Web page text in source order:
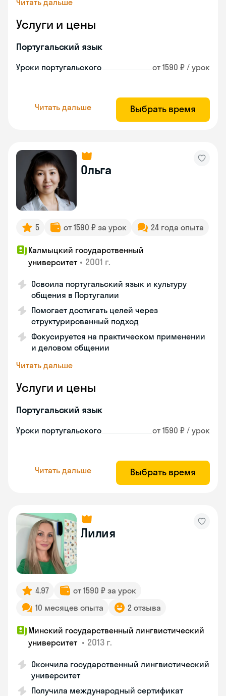
Читать дальше
Услуги и цены
Португальский язык
Уроки португальского от 1590 ₽ / урок
Читать дальше Выбрать время
Ольга
5 от 1590 ₽ за урок 24 года опыта
Калмыцкий государственный
университет • 2001 г.
Освоила португальский язык и культуру
общения в Португалии
Помогает достигать целей через
структурированный подход
Фокусируется на практическом применении
и деловом общении
Читать дальше
Услуги и цены
Португальский язык
Уроки португальского от 1590 ₽ / урок
Читать дальше Выбрать время
Лилия
4.97
от 1590 ₽ за урок
10 месяцев опыта
2 отзыва
Минский государственный лингвистический
университет • 2013 г.
Окончила государственный лингвистический
университет
Получила международный сертификат